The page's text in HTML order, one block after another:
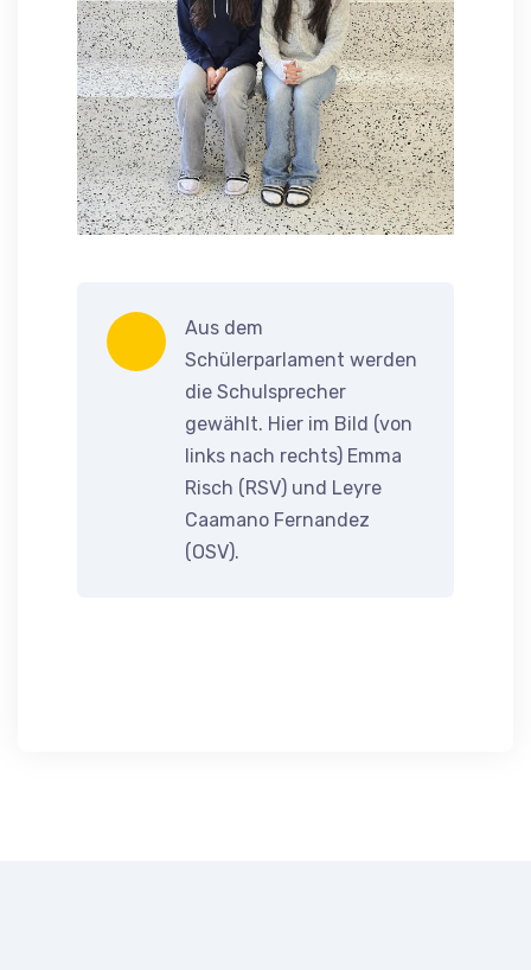
Aus dem
Schülerparlament werden
die Schulsprecher
gewählt. Hier im Bild (von
links nach rechts) Emma
Risch (RSV) und Leyre
Caamano Fernandez
(OSV).